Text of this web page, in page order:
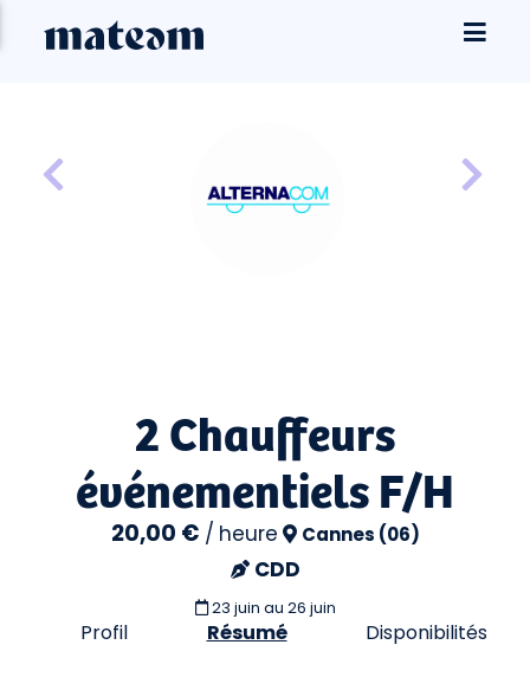
2 Chauffeurs
événementiels F/H
20,00 € / heure Cannes (06)
CDD
23 juin au 26 juin
Profil Résumé Disponibilités